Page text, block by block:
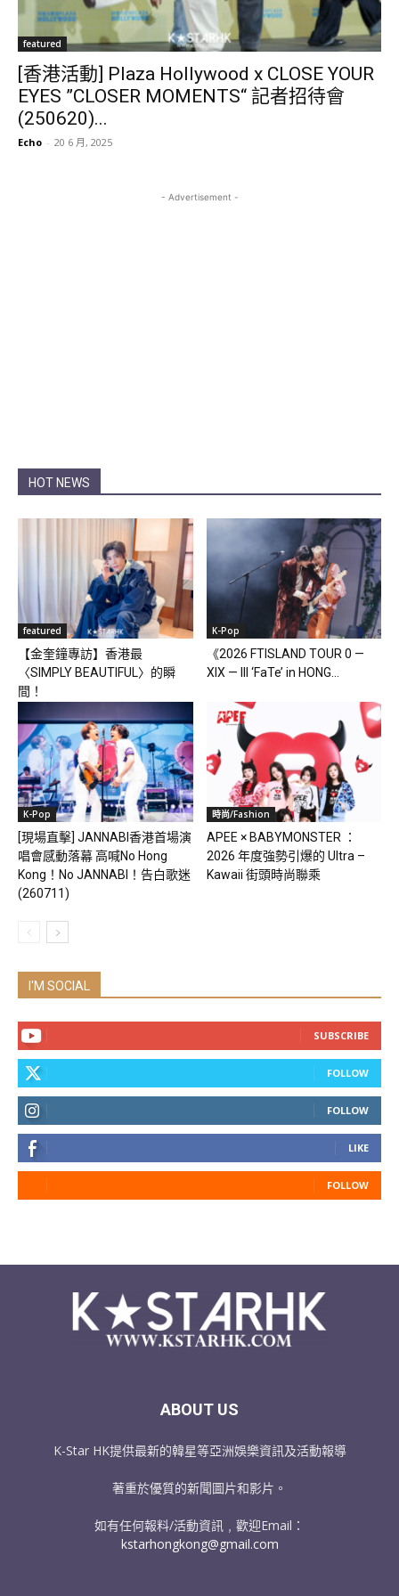
featured
[香港活動] Plaza Hollywood x CLOSE YOUR
EYES ”CLOSER MOMENTS“ 記者招待會
(250620)...
Echo - 20 6 月, 2025
- Advertisement -
HOT NEWS
featured
【金奎鐘專訪】香港最
〈SIMPLY BEAUTIFUL〉的瞬
間！
K-Pop
《2026 FTISLAND TOUR 0 —
XIX — III ‘FaTe’ in HONG...
K-Pop
[現場直擊] JANNABI香港首場演
唱會感動落幕 高喊No Hong
Kong！No JANNABI！告白歌迷
(260711)
時尚/Fashion
APEE × BABYMONSTER ：
2026 年度強勢引爆的 Ultra –
Kawaii 街頭時尚聯乘
I'M SOCIAL
SUBSCRIBE
FOLLOW
FOLLOW
LIKE
FOLLOW
ABOUT US
K-Star HK提供最新的韓星等亞洲娛樂資訊及活動報導
著重於優質的新聞圖片和影片。
如有任何報料/活動資訊﹐歡迎Email：
kstarhongkong@gmail.com